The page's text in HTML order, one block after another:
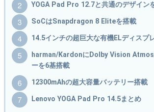
YOGA Pad Pro 12.7と共通のデザイン
SoCはSnapdragon 8 Eliteを搭載
14.5インチの超巨大な有機ELディスプ
harman/KardonにDolby Vision Atmos
ーを6基搭載
12300mAhの超大容量バッテリー搭載
Lenovo YOGA Pad Pro 14.5まとめ